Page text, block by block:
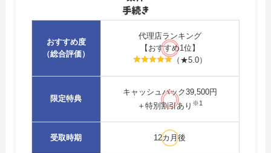
おすすめ度
（総合評価）
代理店ランキング
【おすすめ1位】
（★5.0）
限定特典
キャッシュバック39,500円
＋特別割引あり ※1
受取時期 12カ月後